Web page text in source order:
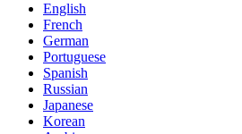
English
French
German
Portuguese
Spanish
Russian
Japanese
Korean